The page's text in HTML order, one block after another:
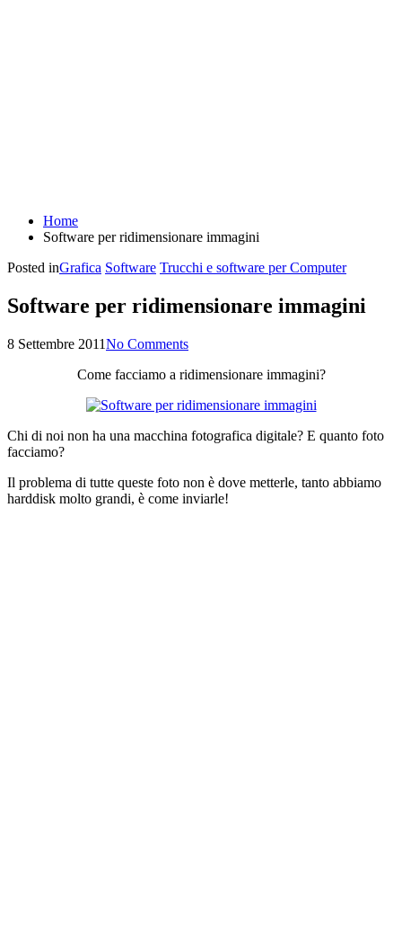
Home
Software per ridimensionare immagini
Posted inGrafica Software Trucchi e software per Computer
Software per ridimensionare immagini
8 Settembre 2011No Comments
Come facciamo a ridimensionare immagini?
Chi di noi non ha una macchina fotografica digitale? E quanto foto
facciamo?
Il problema di tutte queste foto non è dove metterle, tanto abbiamo
harddisk molto grandi, è come inviarle!